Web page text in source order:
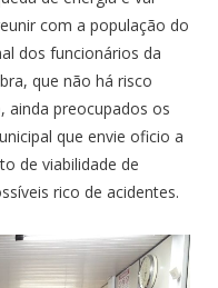
com a população do
dos funcionários da
que não há risco
ainda preocupados os
que envie oficio a
de viabilidade de
rico de acidentes.